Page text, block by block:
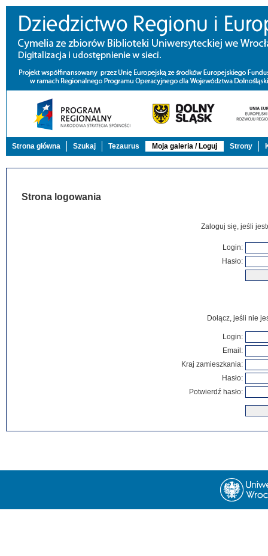
Strona główna Szukaj Tezaurus Moja galeria / Loguj Strony
Strona logowania
Zaloguj się, jeśli
Login:
Hasło:
Dołącz, jeśli nie
Login:
Email:
Kraj zamieszkania:
Hasło:
Potwierdź hasło: